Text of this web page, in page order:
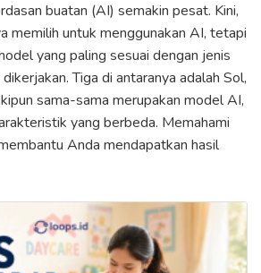
buatan (AI) semakin pesat. Kini,
memilih untuk menggunakan AI, tetapi
yang paling sesuai dengan jenis
Tiga di antaranya adalah Sol,
sama-sama merupakan model AI,
yang berbeda. Memahami
Anda mendapatkan hasil